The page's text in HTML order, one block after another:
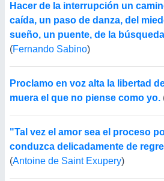
Hacer de la interrupción un
caída, un paso de danza, del
sueño, un puente, de la
(Fernando Sabino)
Proclamo en voz alta la libertad
muera el que no piense como yo.
"Tal vez el amor sea el proceso
conduzca delicadamente de
(Antoine de Saint Exupery)